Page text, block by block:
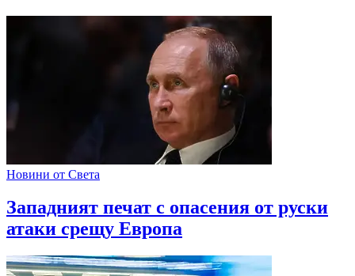
Новини от Света
Западният печат с опасения от руски
атаки срещу Европа